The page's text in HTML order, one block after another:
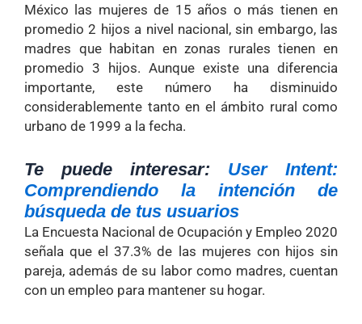
México las mujeres de 15 años o más tienen en
promedio 2 hijos a nivel nacional, sin embargo, las
madres que habitan en zonas rurales tienen en
promedio 3 hijos. Aunque existe una diferencia
importante, este número ha disminuido
considerablemente tanto en el ámbito rural como
urbano de 1999 a la fecha.
Te puede interesar: User Intent:
Comprendiendo la intención de
búsqueda de tus usuarios
La Encuesta Nacional de Ocupación y Empleo 2020
señala que el 37.3% de las mujeres con hijos sin
pareja, además de su labor como madres, cuentan
con un empleo para mantener su hogar.